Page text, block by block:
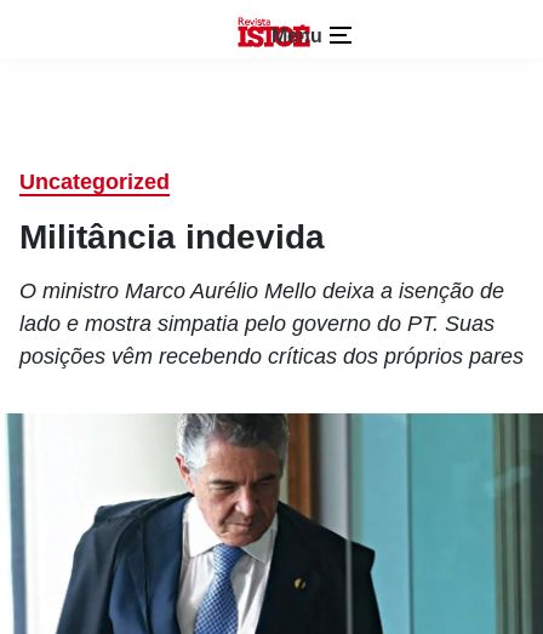
Menu
Uncategorized
Militância indevida
O ministro Marco Aurélio Mello deixa a isenção de
lado e mostra simpatia pelo governo do PT. Suas
posições vêm recebendo críticas dos próprios pares